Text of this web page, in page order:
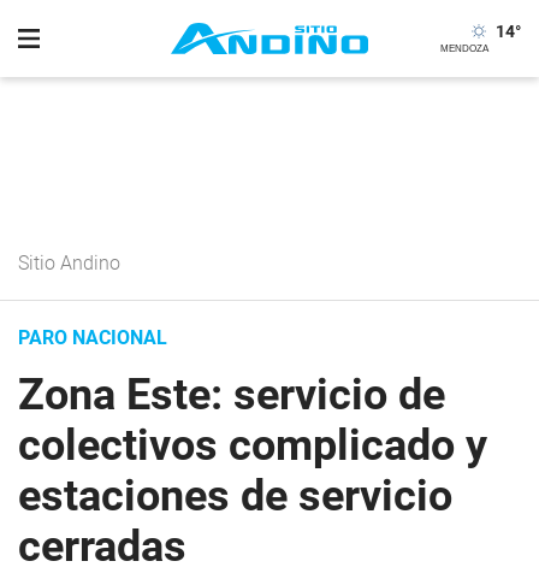
14°
Sitio Andino
PARO NACIONAL
Zona Este: servicio de
colectivos complicado y
estaciones de servicio
cerradas